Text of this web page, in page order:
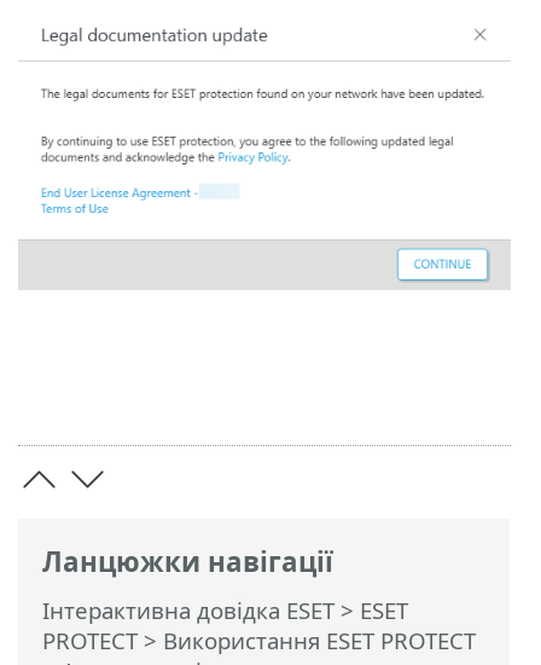
Ланцюжки навігації
Інтерактивна довідка ESET> ESET
PROTECT> Використання ESET PROTECT